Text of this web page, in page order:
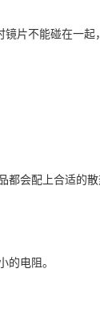
片不能碰在一
会配上合适的
电阻。